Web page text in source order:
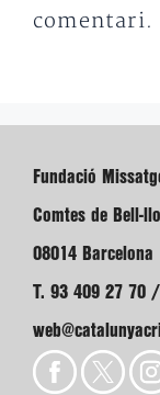
comentari.
Fundació
Comtes de Bell-
08014 Barcelona
T. 93 409 27 70